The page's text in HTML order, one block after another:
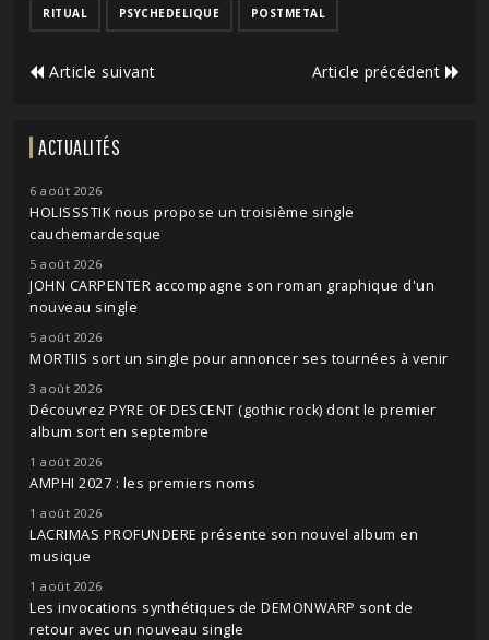
RITUAL PSYCHEDELIQUE POSTMETAL
Article suivant Article précédent
ACTUALITÉS
6 août 2026
HOLISSSTIK nous propose un troisième single
cauchemardesque
5 août 2026
JOHN CARPENTER accompagne son roman graphique d'un
nouveau single
5 août 2026
MORTIIS sort un single pour annoncer ses tournées à venir
3 août 2026
Découvrez PYRE OF DESCENT (gothic rock) dont le premier
album sort en septembre
1 août 2026
AMPHI 2027 : les premiers noms
1 août 2026
LACRIMAS PROFUNDERE présente son nouvel album en
musique
1 août 2026
Les invocations synthétiques de DEMONWARP sont de
retour avec un nouveau single